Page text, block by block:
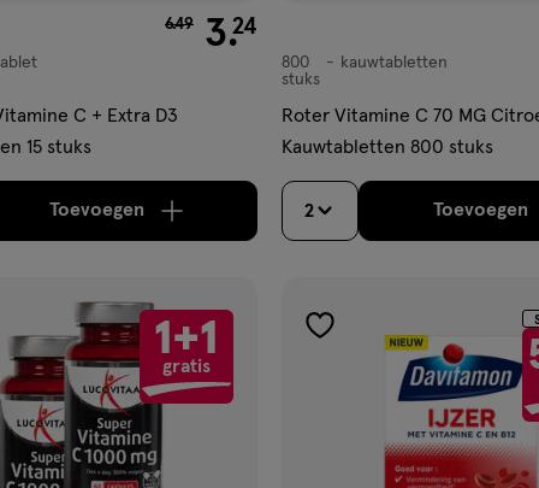
van € 6.49 voor € 3.24
6.49 3.24
C + Extra D3
15 stuks
Toevoegenverhoog aantal met één, Limiet bereikt.Je kan
kauwtabletten
800
stuks
kauwtabletten
Roter Vitamine C 70 MG
Kauwtabletten 800 stuks
2 Toevoegen
1+1
gratis
toevoegen
verlanglijst